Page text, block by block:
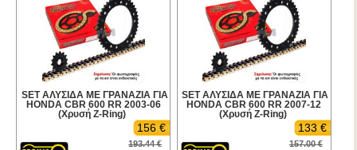
SET ΑΛΥΣΙΔΑ ΜΕ ΓΡΑΝΑΖΙΑ ΓΙΑ
HONDA CBR 600 RR 2003-06
(Χρυσή Z-Ring)
156 €
193.44 €
SET ΑΛΥΣΙΔΑ ΜΕ ΓΡΑΝΑΖΙΑ ΓΙΑ
HONDA CBR 600 RR 2007-12
(Χρυσή Z-Ring)
133 €
157.00 €